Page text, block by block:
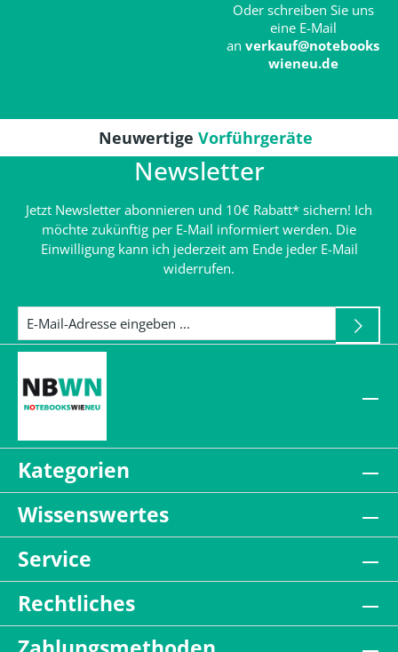
Oder schreiben Sie uns
eine E-Mail
an verkauf@notebooks
wieneu.de
Neuwertige Vorführgeräte
Newsletter
Jetzt Newsletter abonnieren und 10€ Rabatt* sichern! Ich
möchte zukünftig per E-Mail informiert werden. Die
Einwilligung kann ich jederzeit am Ende jeder E-Mail
widerrufen.
Kategorien
Wissenswertes
Service
Rechtliches